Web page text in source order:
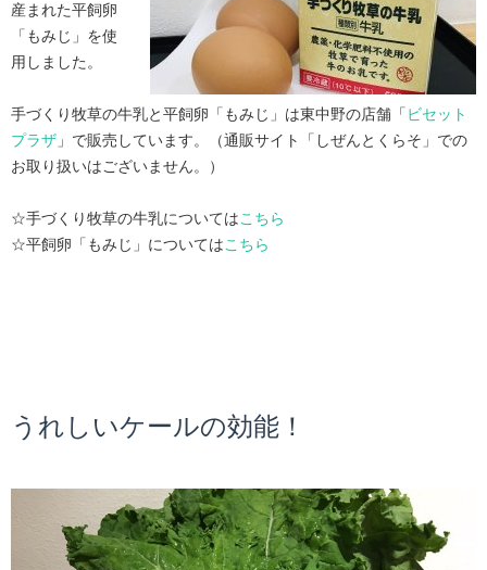
産まれた平飼卵
「もみじ」を使
用しました。
手づくり牧草の牛乳と平飼卵「もみじ」は東中野の店舗「 ビセット
プラザ 」で販売しています。（通販サイト「しぜんとくらそ」での
お取り扱いはございません。）
☆手づくり牧草の牛乳については こちら
☆平飼卵「もみじ」については こちら
うれしいケールの効能！